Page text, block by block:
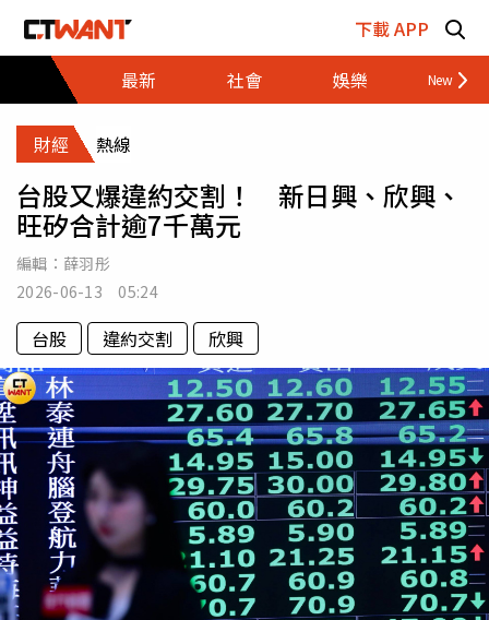
下載 APP
最新
社會 娛樂 財經
財經 熱線
台股又爆違約交割！ 新日興、欣興、
旺矽合計逾7千萬元
編輯： 薛羽彤
2026-06-13 05:24
台股 違約交割 欣興